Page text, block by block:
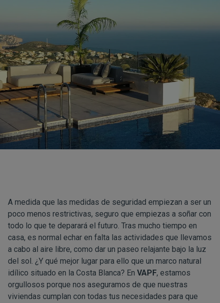
A medida que las medidas de seguridad empiezan a ser un
poco menos restrictivas, seguro que empiezas a soñar con
todo lo que te deparará el futuro. Tras mucho tiempo en
casa, es normal echar en falta las actividades que llevamos
a cabo al aire libre, como dar un paseo relajante bajo la luz
del sol. ¿Y qué mejor lugar para ello que un marco natural
idílico situado en la Costa Blanca? En VAPF, estamos
orgullosos porque nos aseguramos de que nuestras
viviendas cumplan con todas tus necesidades para que